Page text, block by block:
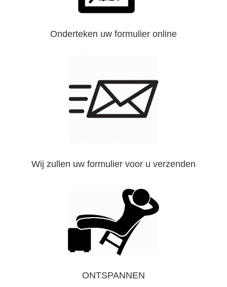
Onderteken uw formulier online
Wij zullen uw formulier voor u verzenden
ONTSPANNEN